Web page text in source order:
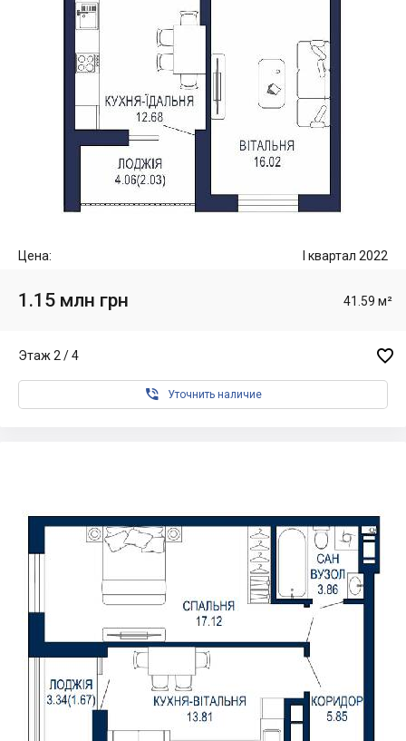
Цена: I квартал 2022
1.15 млн грн 41.59 м²
Этаж 2 / 4 
 Уточнить наличие